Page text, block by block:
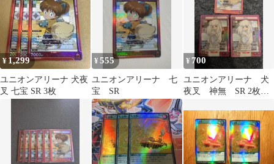
¥1,299
ユニオンアリーナ 犬夜
叉 七宝 SR 3枚
¥555
ユニオンアリーナ 七
宝 SR
¥ 700
ユニオンアリーナ 犬
夜叉 神無 SR 2枚